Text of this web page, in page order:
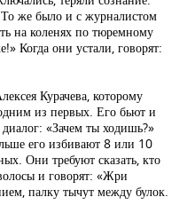
же было и с журналистом
на коленях по тюремному
Когда они устали, говорят:
Курачева, которому
из первых. Его бьют и
«Зачем ты ходишь?»
его избивают 8 или 10
Они требуют сказать, кто
и говорят: «Жри
палку тычут между булок.